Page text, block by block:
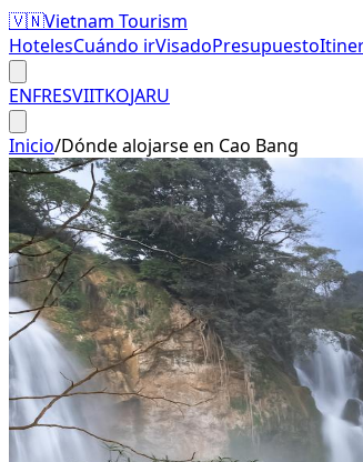
🇻🇳Vietnam Tourism
HotelesCuándo irVisadoPresupuesto
ENFRESVIITKOJARU
Inicio/Dónde alojarse en Cao Bang